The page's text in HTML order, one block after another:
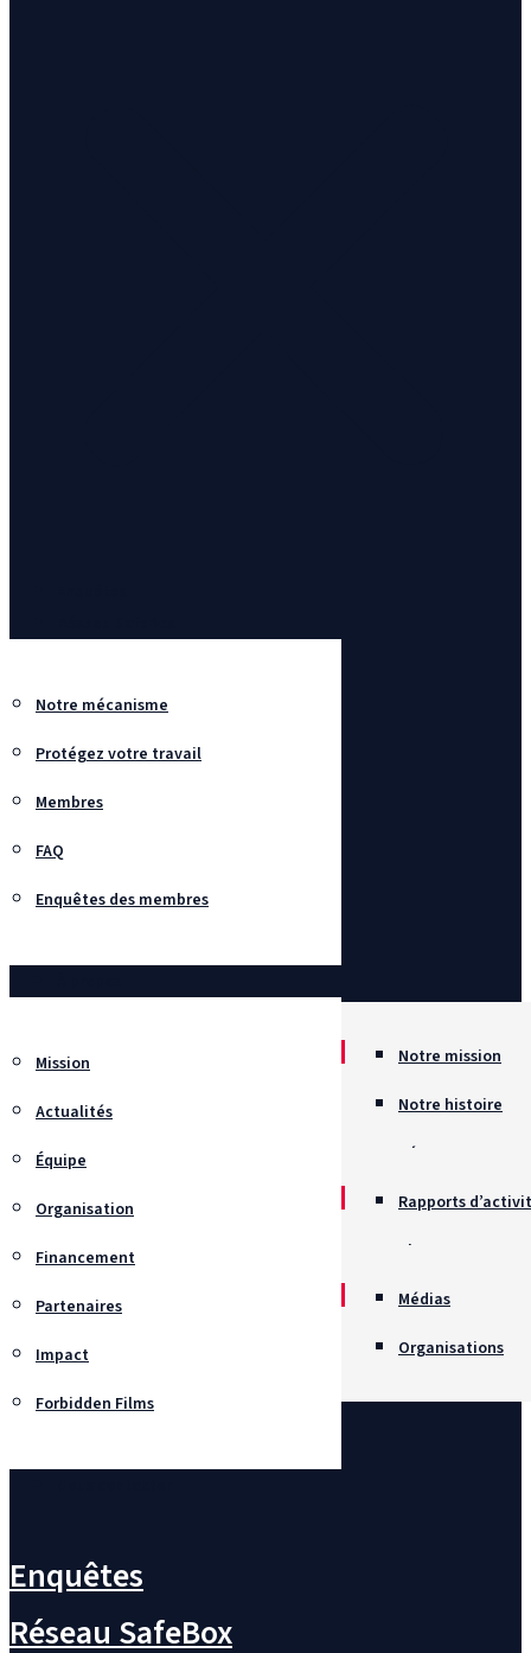
Notre mécanisme
Protégez votre travail
Membres
FAQ
Enquêtes des membres
Mission Notre mission
Notre histoire
Récompenses
Actualités
Équipe
Organisation Rapports
Chartes
Recrutement
Financement
Partenaires Médias
Organisations
Impact
Forbidden Films
Enquêtes
Réseau SafeBox